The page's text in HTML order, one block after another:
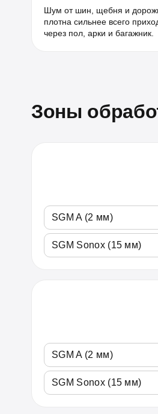
Шум от шин, щебня и
плотна сильнее всего
через пол, арки и багажник.
Зоны
SGM A (2 мм)
SGM Sonox (15 мм)
SGM A (2 мм)
SGM Sonox (15 мм)